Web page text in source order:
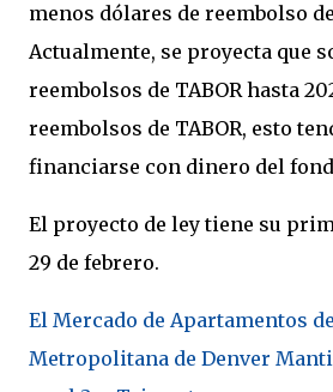
menos dólares de reembolso
Actualmente, se proyecta que
reembolsos de TABOR hasta
reembolsos de TABOR, esto
financiarse con dinero del
El proyecto de ley tiene su
29 de febrero.
El Mercado de Apartamentos
Metropolitana de Denver